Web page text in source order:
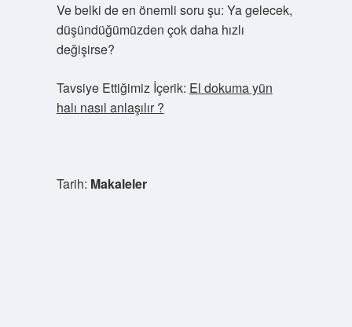
Ve belki de en önemli soru şu: Ya gelecek,
düşündüğümüzden çok daha hızlı
değişirse?
Tavsiye Ettiğimiz İçerik: El dokuma yün
halı nasıl anlaşılır ?
Tarih: Makaleler